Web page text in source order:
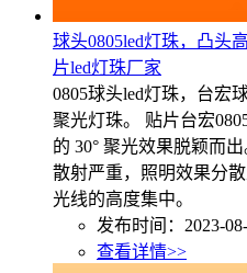
球头0805led灯珠，凸头
片led灯珠厂家
0805球头led灯珠，台宏
聚光灯珠。 贴片台宏
的 30° 聚光效果脱颖而
散射严重，照明效果分
光线的高度集中。
发布时间：2023-
查看详情>>